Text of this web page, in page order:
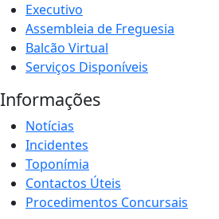
Executivo
Assembleia de Freguesia
Balcão Virtual
Serviços Disponíveis
Informações
Notícias
Incidentes
Toponímia
Contactos Úteis
Procedimentos Concursais